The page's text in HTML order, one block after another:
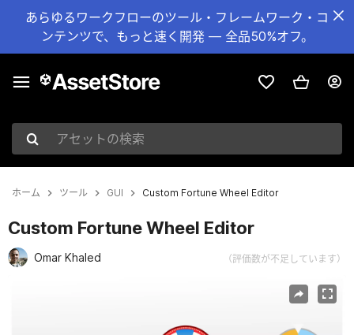
あらゆるワークフローのツール・フレームワーク・コ
ンテンツで、もっと速く開発 — 全品50%オフ。
アセットの検索
ホーム ツール GUI Custom Fortune Wheel Editor
Custom Fortune Wheel Editor
Omar Khaled （評価数が不足しています）